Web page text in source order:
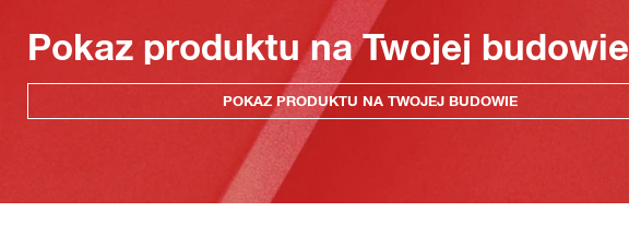
Pokaz produktu na Twojej budowie
POKAZ PRODUKTU NA TWOJEJ BUDOWIE